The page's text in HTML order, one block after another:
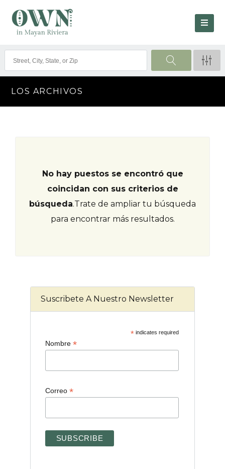
LOS ARCHIVOS
No hay puestos se encontró que
coincidan con sus criterios de
búsqueda.Trate de ampliar tu búsqueda
para encontrar más resultados.
Suscribete A Nuestro Newsletter
*indicates required
Nombre *
Correo *